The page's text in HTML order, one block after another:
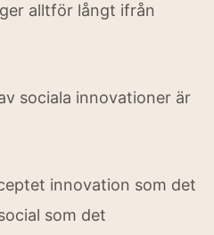
alltför långt ifrån
sociala innovationer är
innovation som det
som det